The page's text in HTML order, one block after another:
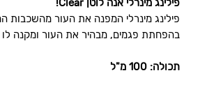
פילינג מינרלי אנה לוטן Clear!
פילינג מינרלי המפנה את העור
בהפחתת פגמים, מבהיר את העור ומקנה
תכולה: 100 מ"ל